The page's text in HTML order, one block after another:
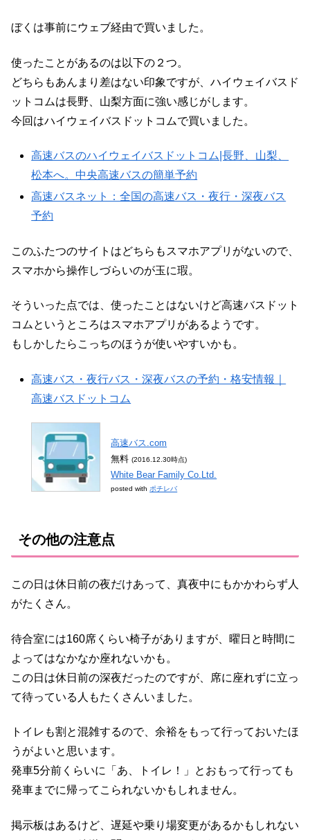
ぼくは事前にウェブ経由で買いました。
使ったことがあるのは以下の２つ。
どちらもあんまり差はない印象ですが、ハイウェイバスド
ットコムは長野、山梨方面に強い感じがします。
今回はハイウェイバスドットコムで買いました。
高速バスのハイウェイバスドットコム|長野、山梨、
松本へ。中央高速バスの簡単予約
高速バスネット：全国の高速バス・夜行・深夜バス
予約
このふたつのサイトはどちらもスマホアプリがないので、
スマホから操作しづらいのが玉に瑕。
そういった点では、使ったことはないけど高速バスドット
コムというところはスマホアプリがあるようです。
もしかしたらこっちのほうが使いやすいかも。
高速バス・夜行バス・深夜バスの予約・格安情報｜
高速バスドットコム
高速バス.com
無料 (2016.12.30時点)
White Bear Family Co.Ltd.
posted with ポチレバ
その他の注意点
この日は休日前の夜だけあって、真夜中にもかかわらず人
がたくさん。
待合室には160席くらい椅子がありますが、曜日と時間に
よってはなかなか座れないかも。
この日は休日前の深夜だったのですが、席に座れずに立っ
て待っている人もたくさんいました。
トイレも割と混雑するので、余裕をもって行っておいたほ
うがよいと思います。
発車5分前くらいに「あ、トイレ！」とおもって行っても
発車までに帰ってこられないかもしれません。
掲示板はあるけど、遅延や乗り場変更があるかもしれない